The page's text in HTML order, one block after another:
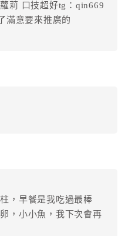
房)
本飯店可接受
」時，請注意！為避免飯
限原訂飯店使用）
原訂飯店，異動完成後不
大於原訂單費用總計時，
原訂飯店
，依下列標準申辦：
莉 口技超好tg：qin669
滿意要來推廣的
，早餐是我吃過最棒
，小小魚，我下次會再